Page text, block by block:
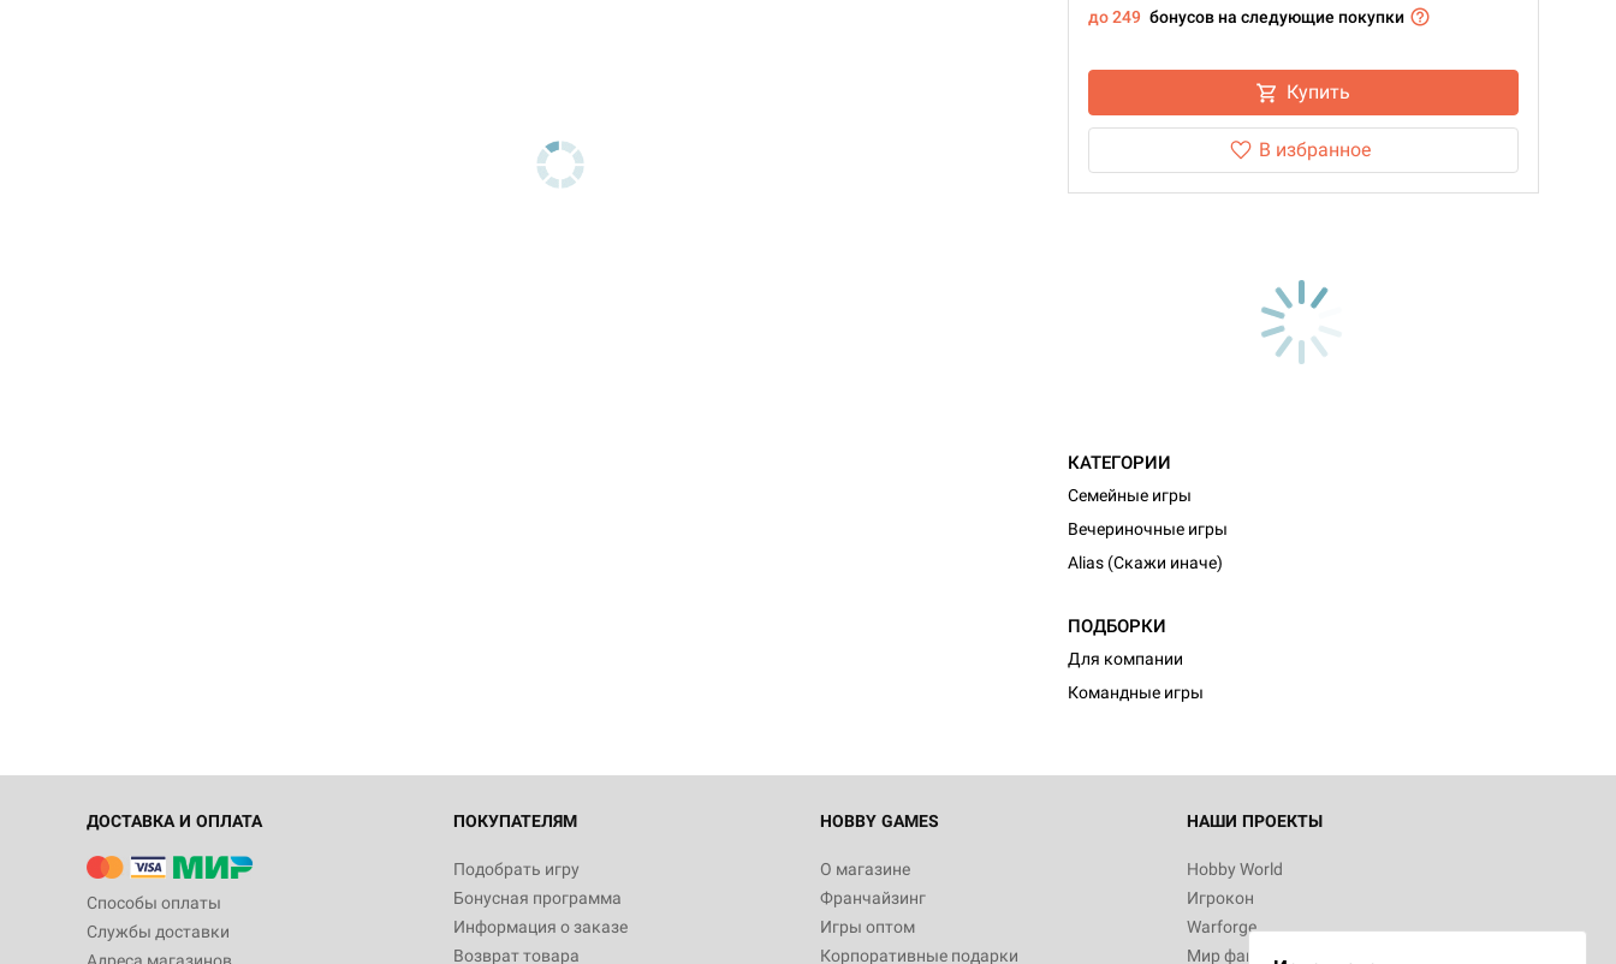
до 249 бонусов на следующие покупки
Купить
В избранное
КАТЕГОРИИ
Семейные игры
Вечериночные игры
Alias (Скажи иначе)
ПОДБОРКИ
Для компании
Командные игры
ДОСТАВКА И ОПЛАТА
Способы оплаты
Службы доставки
ПОКУПАТЕЛЯМ
Подобрать игру
Бонусная программа
Информация о заказе
Возврат товара
HOBBY GAMES
О магазине
Франчайзинг
Игры оптом
Корпоративные подарки
НАШИ ПРОЕКТЫ
Hobby World
Игрокон
Warforge
Мир фантастики